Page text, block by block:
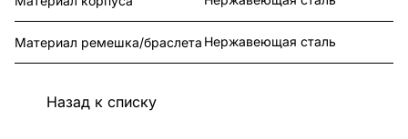
Материал ремешка/браслета Нержавеющая сталь
Назад к списку